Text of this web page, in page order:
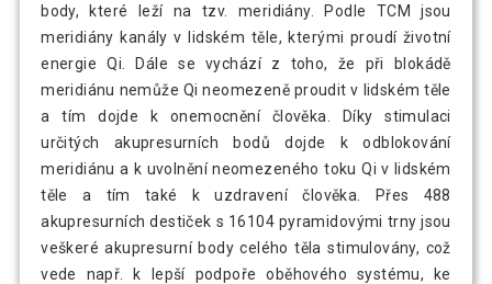
body, které leží na tzv. meridiány. Podle TCM jsou
meridiány kanály v lidském těle, kterými proudí životní
energie Qi. Dále se vychází z toho, že při blokádě
meridiánu nemůže Qi neomezeně proudit v lidském těle
a tím dojde k onemocnění člověka. Díky stimulaci
určitých akupresurních bodů dojde k odblokování
meridiánu a k uvolnění neomezeného toku Qi v lidském
těle a tím také k uzdravení člověka. Přes 488
akupresurních destiček s 16104 pyramidovými trny jsou
veškeré akupresurní body celého těla stimulovány, což
vede např. k lepší podpoře oběhového systému, ke